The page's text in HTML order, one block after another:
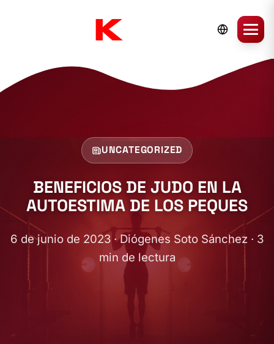
UNCATEGORIZED
BENEFICIOS DE JUDO EN LA
AUTOESTIMA DE LOS PEQUES
6 de junio de 2023 · Diógenes Soto Sánchez · 3
min de lectura